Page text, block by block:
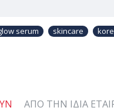
serum skincare
ΑΠΌ ΤΗΝ ΊΔΙΑ